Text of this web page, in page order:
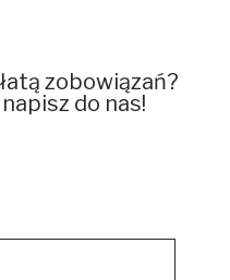
zobowiązań?
do nas!